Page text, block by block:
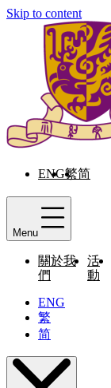
Skip to content
ENG繁简
Menu
關於我
們
活
動
ENG
繁
简